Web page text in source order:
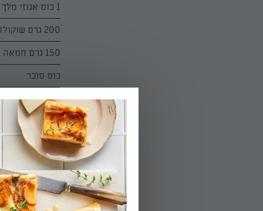
1 כוס אגוזי מלך קצוצים
200 גרם שוקולד מריר
150 גרם חמאה
כוס סוכר
הוראות הכנה:
01.
לחמם תנור ל180 מעלות.